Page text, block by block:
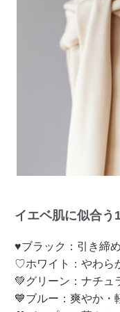
イエベ肌に似合う
♥ブラック：引き締
♡ホワイト：やわら
💚グリーン：ナチュ
💙ブルー：爽やか・